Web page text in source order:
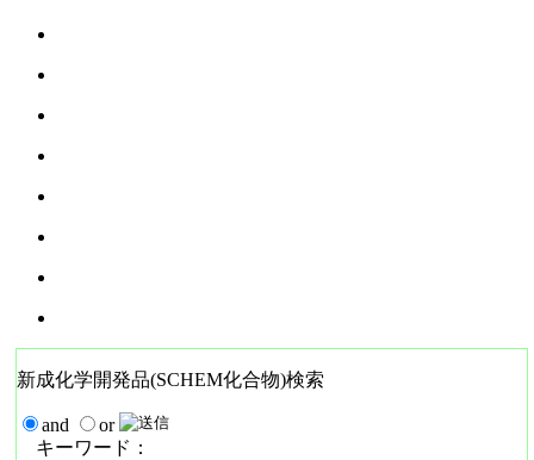
新成化学開発品(SCHEM化合物)検索
and
or
キーワード：